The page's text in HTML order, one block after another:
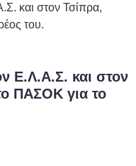
Ε.Λ.Α.Σ. και στον
ΠΑΣΟΚ για το